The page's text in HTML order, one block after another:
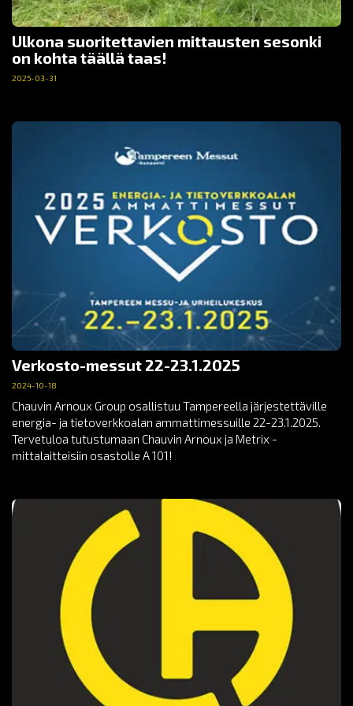
Ulkona suoritettavien mittausten sesonki
on kohta täällä taas!
2025-03-31
Verkosto-messut 22-23.1.2025
2024-10-18
Chauvin Arnoux Group osallistuu Tampereella järjestettäville
energia- ja tietoverkkoalan ammattimessuille 22-23.1.2025.
Tervetuloa tutustumaan Chauvin Arnoux ja Metrix -
mittalaitteisiin osastolle A 101!